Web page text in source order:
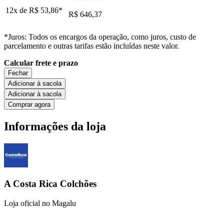
12x de R$ 53,86* R$ 646,37
*Juros: Todos os encargos da operação, como juros, custo de
parcelamento e outras tarifas estão incluídas neste valor.
Calcular frete e prazo
Fechar
Adicionar à sacola
Adicionar à sacola
Comprar agora
Informações da loja
A Costa Rica Colchões
Loja oficial no Magalu